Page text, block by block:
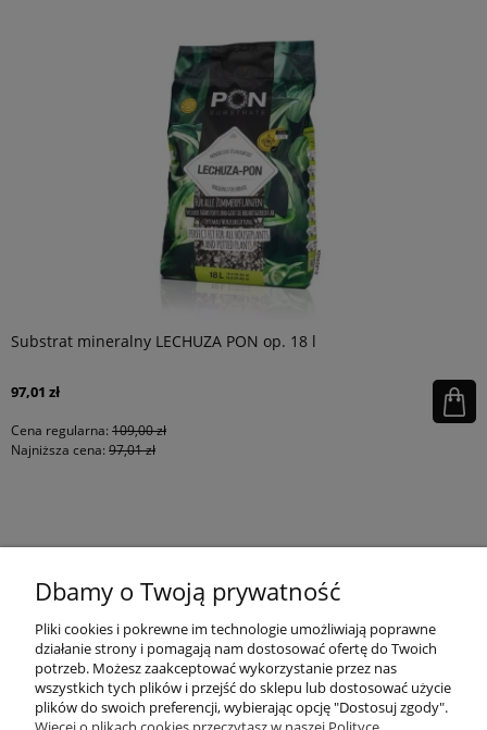
Substrat mineralny LECHUZA PON op. 18 l
97,01 zł
Cena regularna: 109,00 zł
Najniższa cena: 97,01 zł
MOJE KONTO
PŁATNOŚCI I DOSTAWA
Dbamy o Twoją prywatność
Pliki cookies i pokrewne im technologie umożliwiają poprawne
działanie strony i pomagają nam dostosować ofertę do Twoich
potrzeb. Możesz zaakceptować wykorzystanie przez nas
wszystkich tych plików i przejść do sklepu lub dostosować użycie
plików do swoich preferencji, wybierając opcję "Dostosuj zgody".